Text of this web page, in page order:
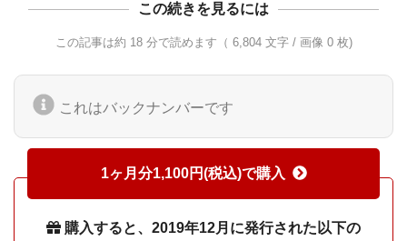
この続きを見るには
この記事は約 18 分で読めます（ 6,804 文字 / 画像 0 枚)
これはバックナンバーです
1ヶ月分1,100円(税込)で購入
購入すると、2019年12月に発行された以下の